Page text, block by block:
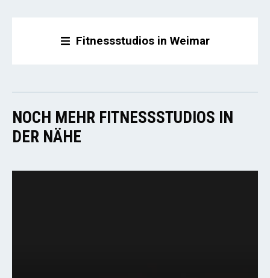
Fitnessstudios in Weimar
NOCH MEHR FITNESSSTUDIOS IN
DER NÄHE